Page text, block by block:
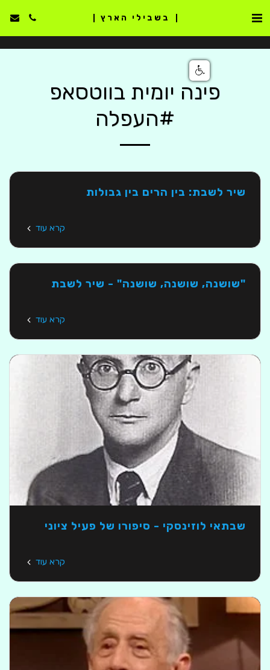
בשבילי הארץ
פינה יומית בווטסאפ
#העפלה
שיר לשבת: בין הרים בין גבולות
קרא עוד
"שושנה, שושנה, שושנה" - שיר לשבת
קרא עוד
שבתאי לוזינסקי - סיפורו של פעיל ציוני
קרא עוד